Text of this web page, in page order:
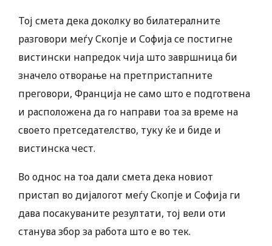
Тој смета дека доколку во билатералните
разговори меѓу Скопје и Софија се постигне
вистински напредок чија што завршница би
значело отворање на претпристапните
преговори, Франција не само што е подготвена
и расположена да го направи тоа за време на
своето претседателство, туку ќе и биде и
вистинска чест.
Во однос на тоа дали смета дека новиот
пристап во дијалогот меѓу Скопје и Софија ги
дава посакуваните резултати, тој вели оти
станува збор за работа што е во тек.